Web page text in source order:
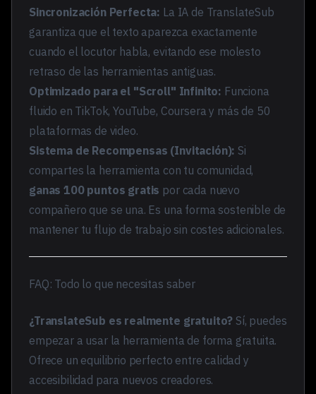
Sincronización Perfecta: La IA de TranslateSub
garantiza que el texto aparezca exactamente
cuando el locutor habla, evitando ese molesto
retraso de las herramientas antiguas.
Optimizado para el "Scroll" Infinito: Funciona
fluido en TikTok, YouTube, Coursera y más de 50
plataformas de video.
Sistema de Recompensas (Invitación): Si
compartes la herramienta con tu comunidad,
ganas 100 puntos gratis por cada nuevo
compañero que se una. Es una forma sostenible de
mantener tu flujo de trabajo sin costes adicionales.
FAQ: Todo lo que necesitas saber
¿TranslateSub es realmente gratuito? Sí, puedes
empezar a usar la herramienta de forma gratuita.
Ofrece un equilibrio perfecto entre calidad y
accesibilidad para nuevos creadores.